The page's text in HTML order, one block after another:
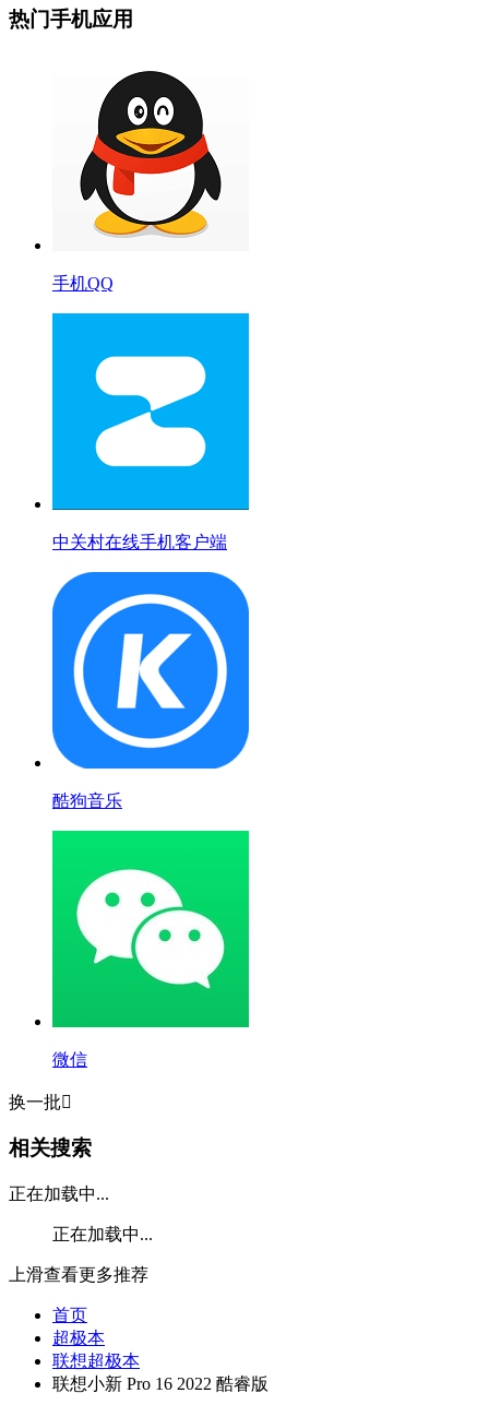
热门手机应用
手机QQ
中关村在线手机客户端
酷狗音乐
微信
换一批
相关搜索
正在加载中...
正在加载中...
上滑查看更多推荐
首页
超极本
联想超极本
联想小新 Pro 16 2022 酷睿版